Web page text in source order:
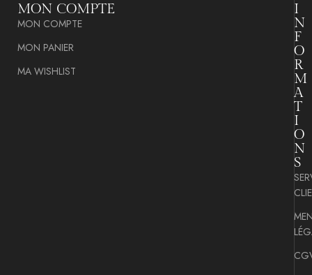
MON COMPTE
MON COMPTE
MON PANIER
MA WISHLIST
I
N
F
O
R
M
A
T
I
O
N
S